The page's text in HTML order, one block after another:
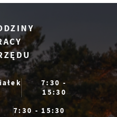
7:30 -
15:30
7:30 - 15:30